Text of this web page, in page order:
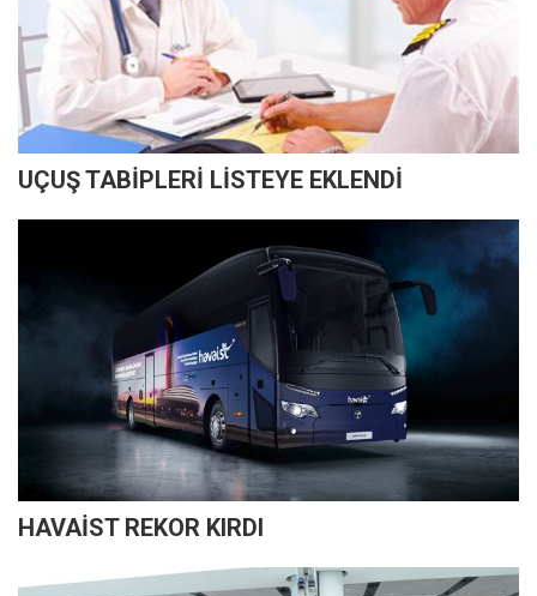
UÇUŞ TABİPLERİ LİSTEYE EKLENDİ
HAVAİST REKOR KIRDI